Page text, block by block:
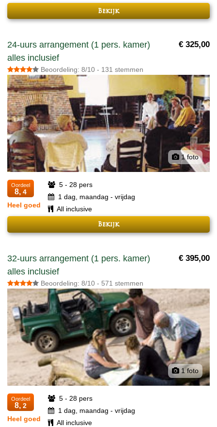
Bekijk
24-uurs arrangement (1 pers. kamer)
alles inclusief
€ 325,00
Beoordeling: 8/10 - 131 stemmen
1 foto
Oordeel
8, 4
Heel goed
5 - 28 pers
1 dag, maandag - vrijdag
All inclusive
Bekijk
32-uurs arrangement (1 pers. kamer)
alles inclusief
€ 395,00
Beoordeling: 8/10 - 571 stemmen
1 foto
Oordeel
8, 2
Heel goed
5 - 28 pers
1 dag, maandag - vrijdag
All inclusive